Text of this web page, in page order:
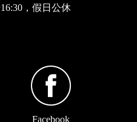
，假日公休
Facebook